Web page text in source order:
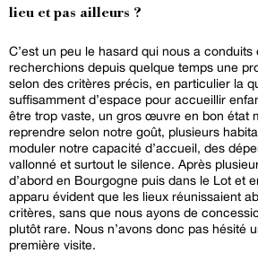
lieu et pas ailleurs ?
C’est un peu le hasard qui nous a conduits
recherchions depuis quelque temps une
selon des critères précis, en particulier la
suffisamment d’espace pour accueillir
être trop vaste, un gros œuvre en bon état
reprendre selon notre goût, plusieurs
moduler notre capacité d’accueil, des
vallonné et surtout le silence. Après
d’abord en Bourgogne puis dans le Lot et
apparu évident que les lieux réunissaient
critères, sans que nous ayons de
plutôt rare. Nous n’avons donc pas hésité
première visite.